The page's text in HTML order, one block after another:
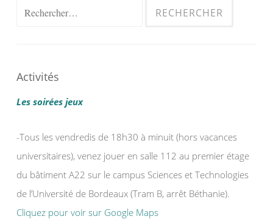
Rechercher :
Activités
Les soirées jeux
-Tous les vendredis de 18h30 à minuit (hors vacances
universitaires), venez jouer en salle 112 au premier étage
du bâtiment A22 sur le campus Sciences et Technologies
de l’Université de Bordeaux (Tram B, arrêt Béthanie).
Cliquez pour voir sur Google Maps